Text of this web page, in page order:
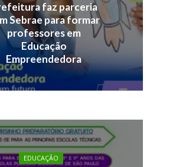
faz parceria
Sebrae para formar
professores em
Educação
Empreendedora
EDUCAÇÃO